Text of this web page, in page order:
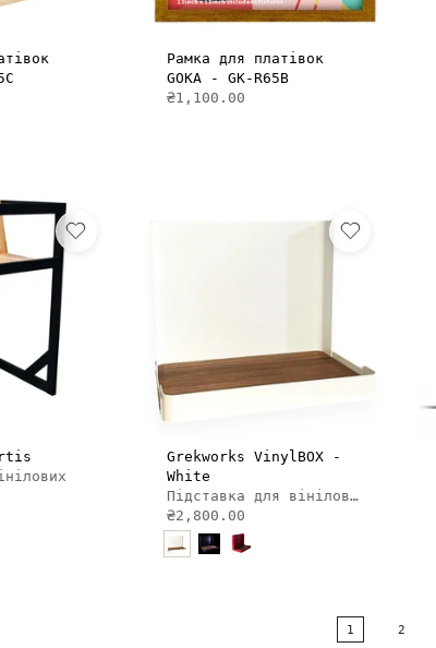
В КОШИК ДОДАТИ В КОШИК
Рамка для платівок
GOKA - GK-R65B
₴1,100.00
В КОШИК
Grekworks VinylBOX -
White
Підставка для вінілових платівок
₴2,800.00
1 2